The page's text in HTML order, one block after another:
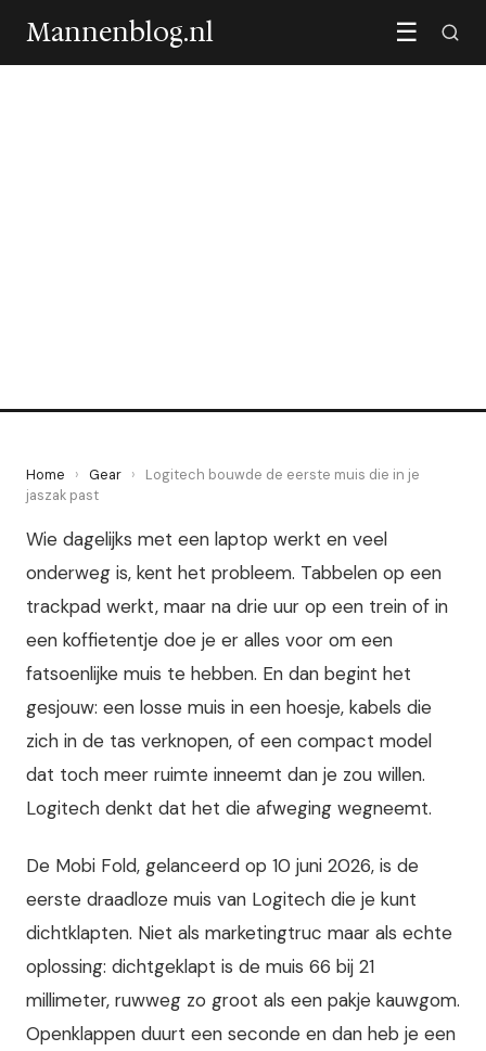
Mannenblog.nl ☰
Home › Gear ›
Logitech bouwde de eerste muis die in je
jaszak past
Wie dagelijks met een laptop werkt en veel
onderweg is, kent het probleem. Tabbelen op een
trackpad werkt, maar na drie uur op een trein of in
een koffietentje doe je er alles voor om een
fatsoenlijke muis te hebben. En dan begint het
gesjouw: een losse muis in een hoesje, kabels die
zich in de tas verknopen, of een compact model
dat toch meer ruimte inneemt dan je zou willen.
Logitech denkt dat het die afweging wegneemt.
De Mobi Fold, gelanceerd op 10 juni 2026, is de
eerste draadloze muis van Logitech die je kunt
dichtklapten. Niet als marketingtruc maar als echte
oplossing: dichtgeklapt is de muis 66 bij 21
millimeter, ruwweg zo groot als een pakje kauwgom.
Openklappen duurt een seconde en dan heb je een